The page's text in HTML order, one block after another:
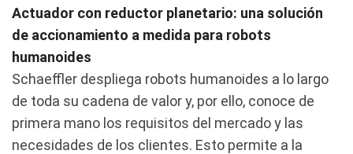
Actuador con reductor planetario: una solución
de accionamiento a medida para robots
humanoides
Schaeffler despliega robots humanoides a lo largo
de toda su cadena de valor y, por ello, conoce de
primera mano los requisitos del mercado y las
necesidades de los clientes. Esto permite a la